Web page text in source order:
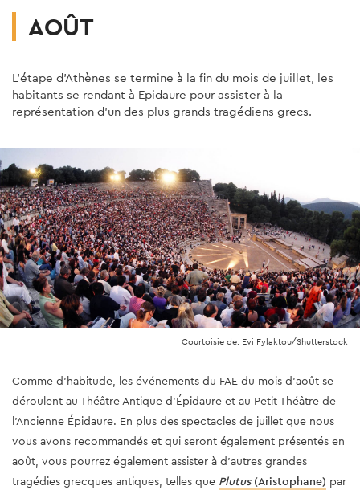
AOÛT
L'étape d'Athènes se termine à la fin du mois de juillet, les
habitants se rendant à Epidaure pour assister à la
représentation d'un des plus grands tragédiens grecs.
Courtoisie de: Evi Fylaktou/Shutterstock
Comme d'habitude, les événements du FAE du mois d'août se
déroulent au Théâtre Antique d'Épidaure et au Petit Théâtre de
l'Ancienne Épidaure. En plus des spectacles de juillet que nous
vous avons recommandés et qui seront également présentés en
août, vous pourrez également assister à d'autres grandes
tragédies grecques antiques, telles que Plutus(Aristophane) par